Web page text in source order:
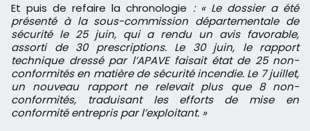
Et puis de refaire la chronologie : « Le dossier a été
présenté à la sous-commission départementale de
sécurité le 25 juin, qui a rendu un avis favorable,
assorti de 30 prescriptions. Le 30 juin, le rapport
technique dressé par l’APAVE faisait état de 25 non-
conformités en matière de sécurité incendie. Le 7 juillet,
un nouveau rapport ne relevait plus que 8 non-
conformités, traduisant les efforts de mise en
conformité entrepris par l’exploitant. »